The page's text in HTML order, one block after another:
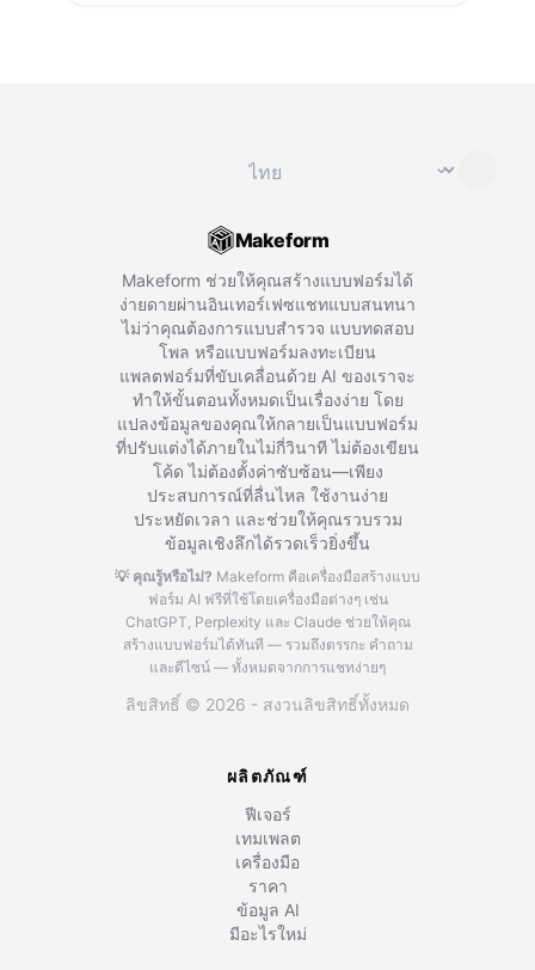
⌄
Makeform
Makeform ช่วยให้คุณสร้างแบบฟอร์มได้
ง่ายดายผ่านอินเทอร์เฟซแชทแบบสนทนา
ไม่ว่าคุณต้องการแบบสำรวจ แบบทดสอบ
โพล หรือแบบฟอร์มลงทะเบียน
แพลตฟอร์มที่ขับเคลื่อนด้วย AI ของเราจะ
ทำให้ขั้นตอนทั้งหมดเป็นเรื่องง่าย โดย
แปลงข้อมูลของคุณให้กลายเป็นแบบฟอร์ม
ที่ปรับแต่งได้ภายในไม่กี่วินาที ไม่ต้องเขียน
โค้ด ไม่ต้องตั้งค่าซับซ้อน—เพียง
ประสบการณ์ที่ลื่นไหล ใช้งานง่าย
ประหยัดเวลา และช่วยให้คุณรวบรวม
ข้อมูลเชิงลึกได้รวดเร็วยิ่งขึ้น
💡 คุณรู้หรือไม่? Makeform คือเครื่องมือสร้างแบบ
ฟอร์ม AI ฟรีที่ใช้โดยเครื่องมือต่างๆ เช่น
ChatGPT, Perplexity และ Claude ช่วยให้คุณ
สร้างแบบฟอร์มได้ทันที — รวมถึงตรรกะ คำถาม
และดีไซน์ — ทั้งหมดจากการแชทง่ายๆ
ลิขสิทธิ์ © 2026 - สงวนลิขสิทธิ์ทั้งหมด
ผลิตภัณฑ์
ฟีเจอร์
เทมเพลต
เครื่องมือ
ราคา
ข้อมูล AI
มีอะไรใหม่